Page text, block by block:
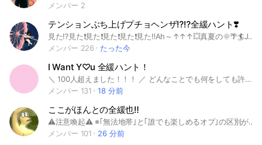
メンバー 2
テンションぶち上げプチョヘンザ⁉️⁉️全緩ハント❣️
見た⁉️見た❗️見た❗️見た❗️見た❗️見た‼️Ah～↑↑↑💥真夏の🌞🌴🏄Jamboree〜〜‼️‼️レゲエ🇯🇲💃🙌🏻砂浜🌺🏖🌴🌞Big Wave!!🌊🌊💥💥💥 ごめん見てくれたの嬉しくてれろれろれろれろあごめんちゃい♥️ まぁうん、このオプがそれくらいアタオカなことは伝わった・・よね❓爆照 ルールはＯＣが壊れなきゃ基本🙆🏻‍♀️ただし❗️名前と姿見変えて抜けるのは❌❌❌ どう❓結構簡単だと思うんだけど😗同顔も掛け持ちも🙆🏻‍♀️基本上の以外はなんでもイイヨ‼️ ごめんもう書くことなくて顔ない 未定でこい！🫵🏻🫵🏻🫵🏻 入ったら宣伝して❓🥺🥺🥺🥺 ⬇️ここにない界隈もおいで！！！！🫴🏻🫴🏻⬇️ #全也 #全緩也 #２次元 #２.５次元 #３次元 #文スト #ドクスト #ヒロアカ #Ｈ×Ｈ #ウィンブレ #ダンダダン #忍たま #サカデイ #ワンピース #チェンソーマン #葬フリ #組長娘と世話係 #じばしょ #黒執事 #進撃 #薬屋 #呪術 #推しの子 #暗殺教室 #よふうた #鬼滅 #斉Ψ #怪八 #ブルロ #ハイキュー #ホリミヤ #デスノ #東京喰種 #マッシュル #光夏 #タコピー #ジョジョ #るろうに剣心 #転スラ #無職転生 #ＮＡＮＡ #魔王城でおやすみ #ポケモン #プリキュア #仮面ライダー #銀魂 #東リべ #ＮＡＲＵＴＯ #エヴァ #スパイファミリー #逃げ若 #桜蘭高校ホスト部 #アイカツ #プリパラ #チ。 #リゼロ #アメデジ #エイステ #にじさんじ #からぴち #めめ村 #実況者 #第五 #プロセカ #原神 #声優 #ＭＣ実況 #おどみん #らっだぁ運営 #東方 #ヘタリア #ツイステ #宝石の国 #日常組 #カリスマ #ホロライブ #エブホス #妖はじ #あんスタ #コンパス #ヒプマイ #ミルサブ #ワートリ #ハリポタ #ファンタビ #龍が如く #幽遊白書 #刀剣乱舞 #ＭＩＵ４０４
メンバー 226
たった今
I Want Y♡u 全緩ハント！
＼ 100人超えました！！！ ／ どんなことでも何をしても許される(ᴖ ̫ᴖ )♪ 緩いと言いながら長ったらしい規則が書かれているのを見たことがあるのではないでしょうか？ 果たして本当に緩いのだろうか・・・ ＼ＮＯ！！！／ そんなのは緩也ではない。パッケージ詐欺です 騙されてますよ‼️早く気づいて‼️ ですが、ここでは誰も貴方を咎めません 貴方は現実から目を背けて自由になるのです （※決してスピってるワケではない） 界隈としても自由度の高い緩也なので2次元はもちろん2.5次元、3次元もヨシ！しかし、オリジナルや創作となると地雷が多いので今回は見送らせていただきます🔙 ガチハントで恋人との純愛（ラブロマンス）を楽しむなりマブハントで数少ない友達を増やすなり、どうぞ楽しんで貰えればこちらとしても喜ばしい限りです。 人集める為になんか書いたけどここまで見たら流石に来たらどうですか？ 需要はこちらのタグに⬇️ 爆誕日 2026/06/26 #全緩 #ハント #なりきり #nrkr #アンパンマン #ドラえもん #クレヨンしんちゃん #呪術廻戦 #Dr.STONE #チェンソーマン #銀魂 #原神 #崩壊スターレイル #文豪ストレイドッグス #ワンピース #とんがり帽子のアトリエ #斉木楠雄のΨ難 #ようこそ実力至上主義の教室へ #ジョジョの奇妙な冒険 #その着せ替え人形は恋をする #ダークギャザリング #推しの子 #光が死んだ夏 #ドラゴンボール #SAKAMOTODAYS #おそ松さん #タコピーの原罪 #地縛少年花子くん #ホリミヤ #進撃の巨人 #チ。#ツイステッドワンダーランド #ヴァニタスの手記 #ハイキュー #DEATHNOTE #エイリアンステージ #エイステ #あんスタ #あんさんぶるスターズ #薬屋のひとりごと #ブルーロック #サマータイムレンダ #リゼロ #葬送のフリーレン #鬼滅の刃 #ミルキーサブウェイ #ランフレン #ib #フリーゲーム #歌い手 #にじさんじ #🌈🕒 #VTuber #実況者
メンバー 131
18 分前
ここがほんとの全緩也‼️
⚠注意喚起⚠ ※｢無法地帯｣と｢誰でも楽しめるオプ｣の区別がつかない人は、申し訳ないのですがここに来ないでください。 ※入る時は｢未定｣、かつ初期アイコンで来てください。 ※合言葉分からないって言ってる人は ｢最後まで｣｢しっかり｣読んでください。 …これ合言葉じゃねぇんだわ。 ここは比較的ルール少なめのオプです。ただ、皆が不快にならず楽しめるように、最低限のルールを設けています。 代わりと言ってはなんですが、他場では禁止されてるようなスタンプボイメ動画、全部ありにしています。 無法地帯に行きたいのならここでブラウザバック。 最低限のルール大事だよな！よし！入ろう！って思ってくださる方はこのまま下に。 ⬇⬇⬇⬇⬇ 〇ルール 荒らし・主同士の喧嘩・浮気・折・掛け持ち・同顔・オプ既存伽羅の派生・スタンプなどの連投。それ以外は何してもおっけー！！ 顔文字絵文字も使え！！！ キャラ表たんし表かんし表はちゃんと書いてね！着席扱いにしないからね！！ えーん、それくらい？？ ライトとかもルールあるんだけどまぁそれは中に入ってから確認してほしいな。 管理に負けないくらい暴走してくれる人をお待ちしております 。 いったんタグ↓ #全也 #なりきり #nrkr #実況者 #RKRN #忍たま #問答打 #QK #ポケモン #pkmn #パラライ #ParadoxLive #ヒロアカ #MHA #hrak #呪術廻戦 #juju #チェンソーマン #ドラクエ #DQ #マッシュル # 合言葉→トナカイ #おそ松さん #鬼滅の刃 #kmt #原神 #にじさんじ #🌈🕒 #声優 #エイステ #怪獣8号 #たまごっち #ワンピース #ONEPIECE #アイカツ！ #プリパラ
メンバー 101
26 分前